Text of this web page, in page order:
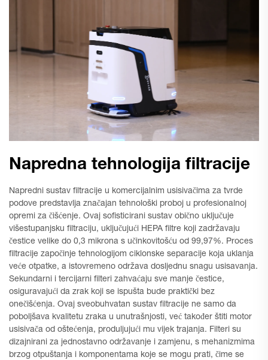
Napredna tehnologija filtracije
Napredni sustav filtracije u komercijalnim usisivačima za tvrde
podove predstavlja značajan tehnološki proboj u profesionalnoj
opremi za čišćenje. Ovaj sofisticirani sustav obično uključuje
višestupanjsku filtraciju, uključujući HEPA filtre koji zadržavaju
čestice velike do 0,3 mikrona s učinkovitošću od 99,97%. Proces
filtracije započinje tehnologijom ciklonske separacije koja uklanja
veće otpatke, a istovremeno održava dosljednu snagu usisavanja.
Sekundarni i tercijarni filteri zahvaćaju sve manje čestice,
osiguravajući da zrak koji se ispušta bude praktički bez
onečišćenja. Ovaj sveobuhvatan sustav filtracije ne samo da
poboljšava kvalitetu zraka u unutrašnjosti, već također štiti motor
usisivača od oštećenja, produljujući mu vijek trajanja. Filteri su
dizajnirani za jednostavno održavanje i zamjenu, s mehanizmima
brzog otpuštanja i komponentama koje se mogu prati, čime se